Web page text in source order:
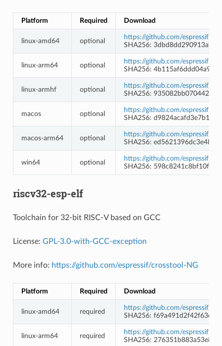
Platform Required Download
linux-amd64 optional
https://github.com/espressif/
SHA256:
linux-arm64 optional
https://github.com/espressif/
SHA256:
linux-armhf optional
https://github.com/espressif/
SHA256:
macos optional
https://github.com/espressif/
SHA256:
macos-arm64 optional
https://github.com/espressif/
SHA256:
win64 optional
https://github.com/espressif/
SHA256:
riscv32-esp-elf
Toolchain for 32-bit RISC-V based on GCC
License: GPL-3.0-with-GCC-exception
More info: https://github.com/espressif/crosstool-NG
Platform Required Download
linux-amd64 required
https://github.com/espressif/
SHA256:
linux-arm64 required
https://github.com/espressif/
SHA256: